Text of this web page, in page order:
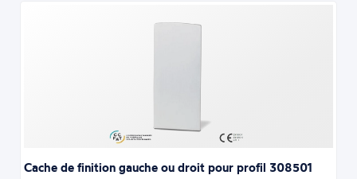
Cache de finition gauche ou droit pour profil 308501